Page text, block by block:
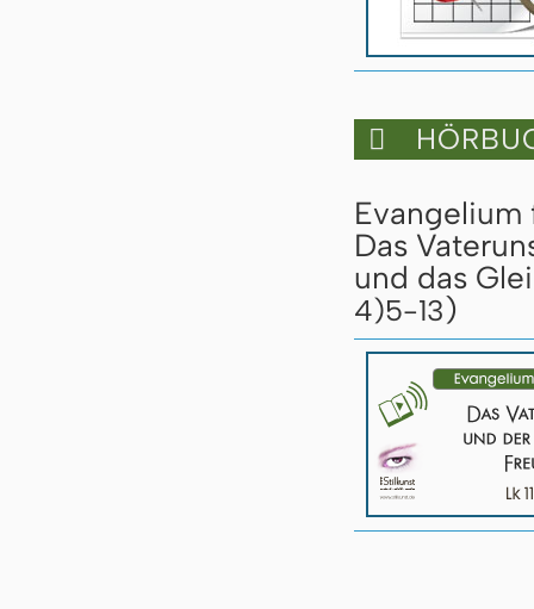

Evangelium
Das
und das
4)5-13)